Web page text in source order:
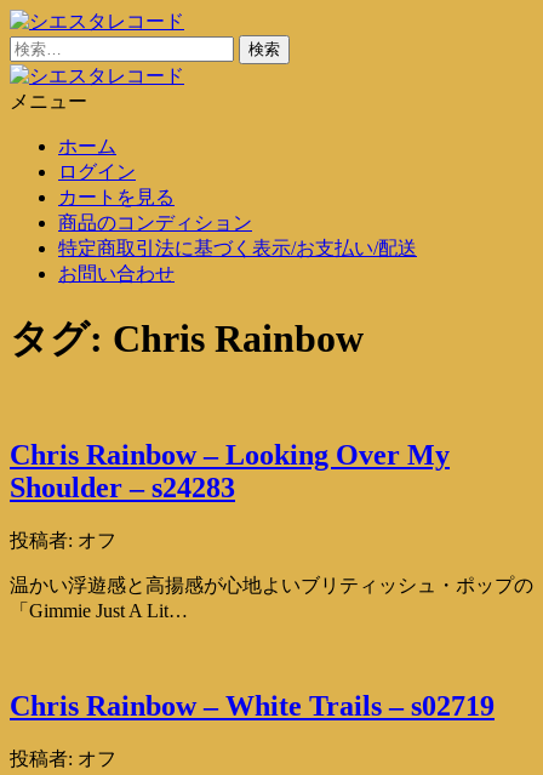
コ
ン
テ
ン
シエスタレコード
中古レコード通販
検
索:
メニュー
ホーム
ログイン
カートを見る
商品のコンディション
特定商取引法に基づく表示/お支払い/配送
お問い合わせ
タグ: Chris Rainbow
Chris Rainbow – Looking Over My
Shoulder – s24283
投稿者: オフ
温かい浮遊感と高揚感が心地よいブリティッシュ・ポップの
「Gimmie Just A Lit…
Chris Rainbow – White Trails – s02719
投稿者: オフ